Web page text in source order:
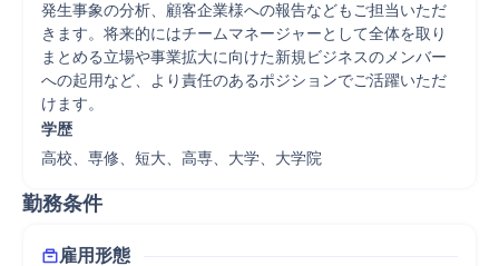
発生事象の分析、顧客企業様への報告などもご担当いただ
きます。将来的にはチームマネージャーとして全体を取り
まとめる立場や事業拡大に向けた新規ビジネスのメンバー
への起用など、より責任のあるポジションでご活躍いただ
けます。
学歴
高校、専修、短大、高専、大学、大学院
勤務条件
雇用形態